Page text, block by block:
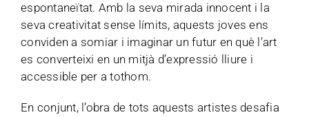
espontaneïtat. Amb la seva mirada innocent i la
seva creativitat sense límits, aquests joves ens
conviden a somiar i imaginar un futur en què l’art
es converteixi en un mitjà d’expressió lliure i
accessible per a tothom.
En conjunt, l’obra de tots aquests artistes desafia